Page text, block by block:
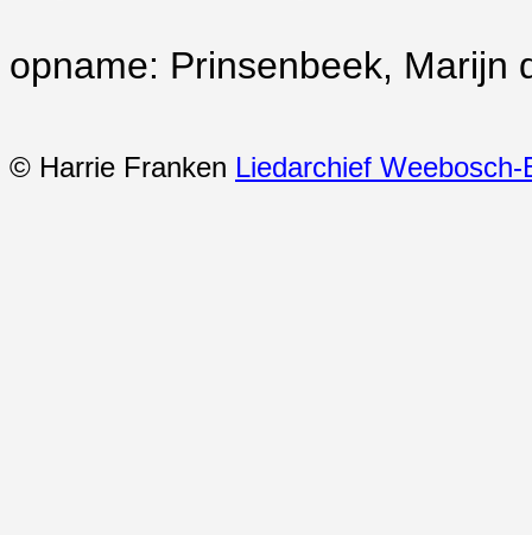
opname: Prinsenbeek, Marijn
© Harrie Franken Liedarchief Weebosch-